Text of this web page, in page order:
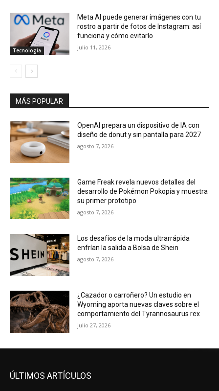
Tecnología
Meta AI puede generar imágenes con tu
rostro a partir de fotos de Instagram: así
funciona y cómo evitarlo
julio 11, 2026
MÁS POPULAR
OpenAI prepara un dispositivo de IA con
diseño de donut y sin pantalla para 2027
agosto 7, 2026
Game Freak revela nuevos detalles del
desarrollo de Pokémon Pokopia y muestra
su primer prototipo
agosto 7, 2026
Los desafíos de la moda ultrarrápida
enfrían la salida a Bolsa de Shein
agosto 7, 2026
¿Cazador o carroñero? Un estudio en
Wyoming aporta nuevas claves sobre el
comportamiento del Tyrannosaurus rex
julio 27, 2026
ÚLTIMOS ARTÍCULOS